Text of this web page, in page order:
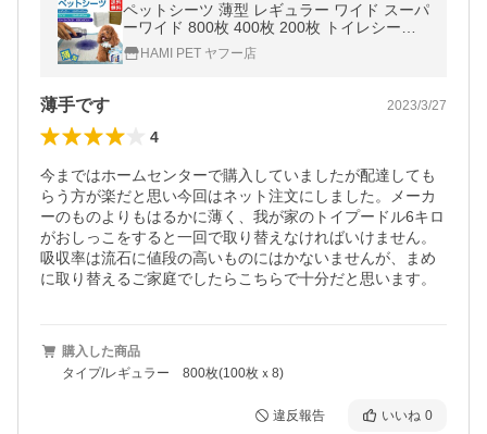
ペットシーツ 薄型 レギュラー ワイド スーパ
ーワイド 800枚 400枚 200枚 トイレシート
ペット シーツ 犬 猫 ペットシート おしっこ
シート 安い 業務用 大容量
HAMI PET ヤフー店
薄手です 2023/3/27
4
今まではホームセンターで購入していましたが配達しても
らう方が楽だと思い今回はネット注文にしました。メーカ
ーのものよりもはるかに薄く、我が家のトイプードル6キロ
がおしっこをすると一回で取り替えなければいけません。
吸収率は流石に値段の高いものにはかないませんが、まめ
購入した商品
タイプ/レギュラー 800枚(100枚ｘ8)
違反報告 いいね 0